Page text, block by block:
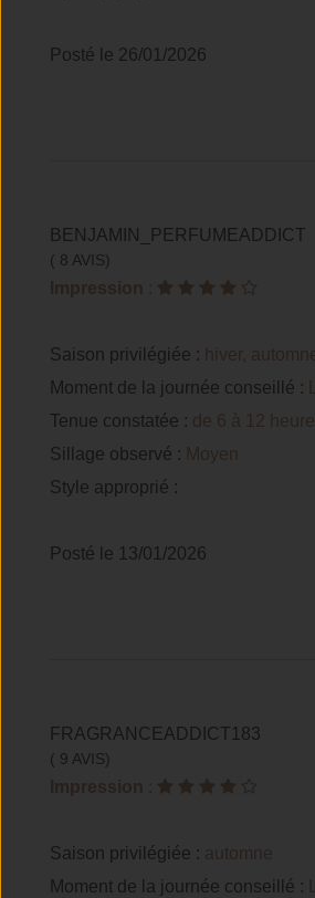
Posté le 26/01/2026
BENJAMIN_PERFUMEADDICT
( 8 AVIS)
Impression :
Saison privilégiée : hiver,
Moment de la journée conseillé :
Tenue constatée : de 6 à 12
Sillage observé : Moyen
Style approprié :
Posté le 13/01/2026
FRAGRANCEADDICT183
( 9 AVIS)
Impression :
Saison privilégiée : automne
Moment de la journée conseillé :